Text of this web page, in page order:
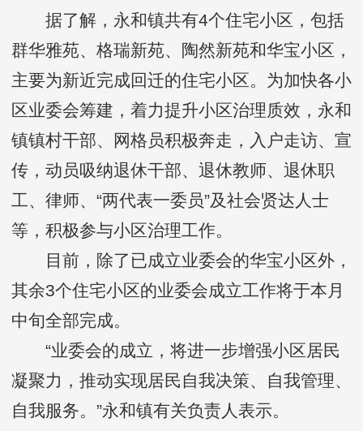
据了解，永和镇共有4个住宅小区，包括
群华雅苑、格瑞新苑、陶然新苑和华宝小区，
主要为新近完成回迁的住宅小区。为加快各小
区业委会筹建，着力提升小区治理质效，永和
镇镇村干部、网格员积极奔走，入户走访、宣
传，动员吸纳退休干部、退休教师、退休职
工、律师、“两代表一委员”及社会贤达人士
等，积极参与小区治理工作。
目前，除了已成立业委会的华宝小区外，
其余3个住宅小区的业委会成立工作将于本月
中旬全部完成。
“业委会的成立，将进一步增强小区居民
凝聚力，推动实现居民自我决策、自我管理、
自我服务。”永和镇有关负责人表示。